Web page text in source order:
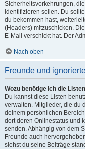
Sicherheitsvorkehrungen,
identifizieren sollen. Du
du bekommen hast,
(Headers) mitzuschicken.
E-Mail verschickt hat. Der
Nach oben
Freunde und
Wozu benötige ich die
Du kannst diese Listen
verwalten. Mitglieder, die du
deinem persönlichen
dort deren Onlinestatus und
senden. Abhängig von dem
Freunde auch
siehst du seine Beiträge